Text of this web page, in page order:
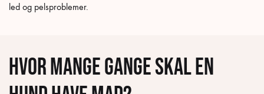
led og pelsproblemer.
Hvor mange gange skal en